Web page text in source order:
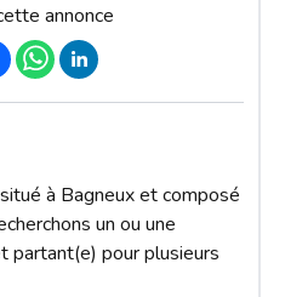
annonce
à Bagneux et composé
un ou une
partant(e) pour plusieurs